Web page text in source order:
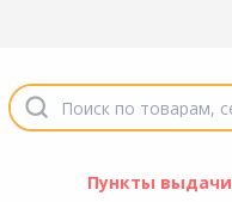
Пункты выдачи